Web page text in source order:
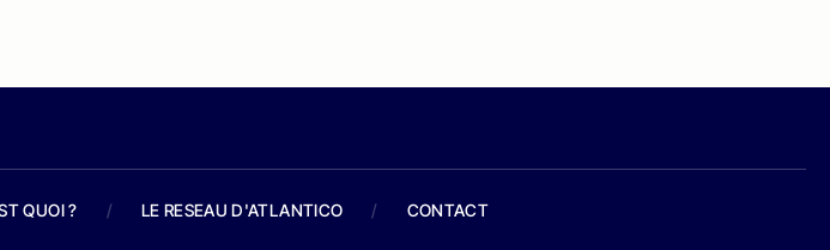
QUOI ? / LE RESEAU D'ATLANTICO / CONTACT